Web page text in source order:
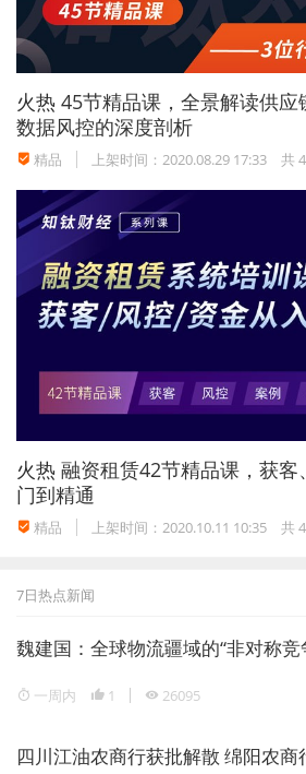
事实上，如果仅从售价来看，随着
度的提升，比亚迪的单车均价已
国信证券根据乘联会口径进行测
城汽车的单车均价为12.28万元，
为10.14万元，比亚迪则为13.52
同时，国信证券测算，比亚迪乘
年有望达到15.17万元，已经基本
虽然这在某种程度上反映出自主品
成果，但在汽车分析师贾新光看来
“在10万－20万的价格区间内，比
术、造型设计、智能化程度等硬实
突破30万的单车均价，在保证技术
要借助品牌形象、售后服务等软实
目前比亚迪旗下拥有比亚迪唐和
型，售价区间在20万－30万元，
负着在白热化竞争的市场中比亚迪
根据比亚迪最新销量数据，2021年
火热 45节精品课，全景解读供
数据风控的深度剖析
精品 上架时间：2020.08.29 17:33 共
火热 融资租赁42节精品课，获客
门到精通
精品 上架时间：2020.10.11 10:35 共
7日热点新闻
魏建国：全球物流疆域的“非对称
一周内 1 26095